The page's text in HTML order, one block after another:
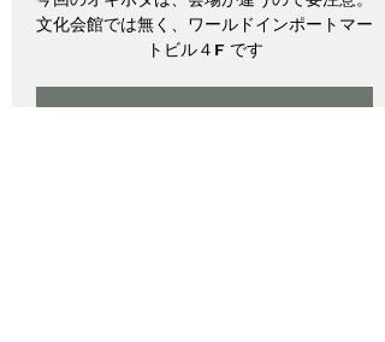
文化会館では無く、ワールドインポートマー
トビル４F です